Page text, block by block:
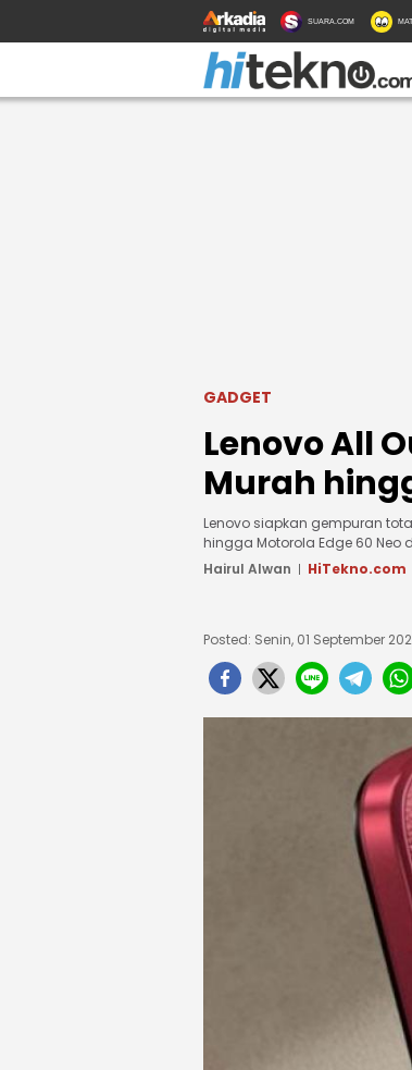
SUARA.COM
GADGET
Lenovo All
Murah
Lenovo siapkan gempuran
hingga Motorola Edge 60
Hairul Alwan
HiTekno.com
Posted: Senin, 01 September